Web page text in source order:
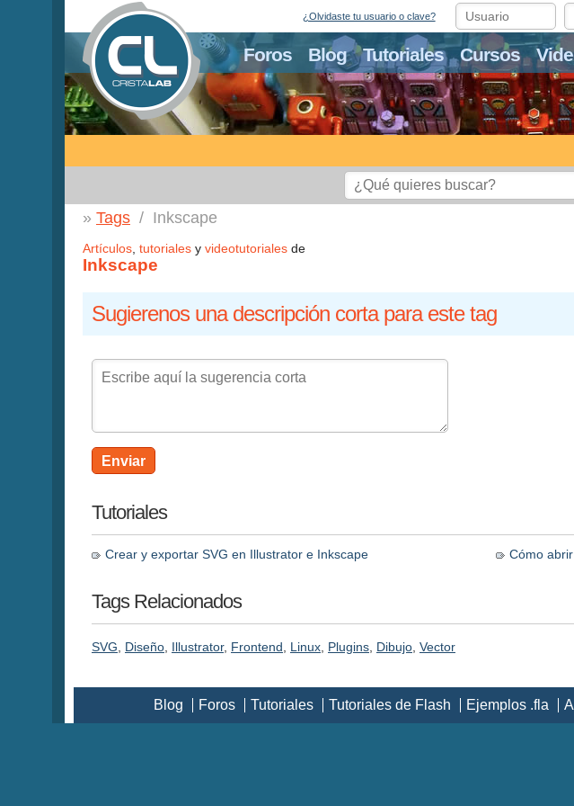
Foros Blog Tutoriales Cursos
¿Olvidaste tu usuario o clave?
Tags Inkscape
Artículos tutoriales y videotutoriales de
Inkscape
Sugierenos una descripción corta para este tag
Enviar
Tutoriales
Crear y exportar SVG en Illustrator e Inkscape Cómo
Tags Relacionados
SVG Diseño Illustrator, Frontend Linux Plugins Dibujo Vector
Blog Foros Tutoriales Tutoriales de Flash Ejemplos .fla